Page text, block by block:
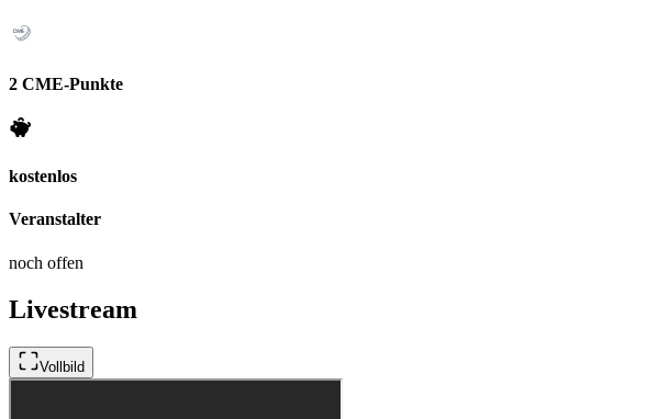
2 CME-Punkte
kostenlos
Veranstalter
noch offen
Livestream
Vollbild